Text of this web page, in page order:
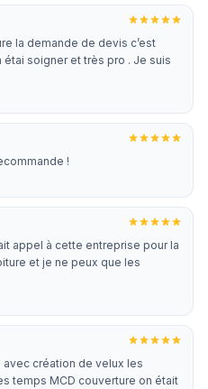
la demande de devis c’est
soigner et très pro . Je suis
!
appel à cette entreprise pour la
et je ne peux que les
création de velux les
temps MCD couverture on était